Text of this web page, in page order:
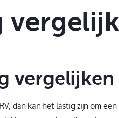
vergelijken
dan kan het lastig zijn om